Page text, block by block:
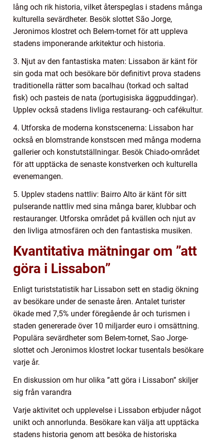
lång och rik historia, vilket återspeglas i stadens många
kulturella sevärdheter. Besök slottet São Jorge,
Jeronimos klostret och Belem-tornet för att uppleva
stadens imponerande arkitektur och historia.
3. Njut av den fantastiska maten: Lissabon är känt för
sin goda mat och besökare bör definitivt prova stadens
traditionella rätter som bacalhau (torkad och saltad
fisk) och pasteis de nata (portugisiska äggpuddingar).
Upplev också stadens livliga restaurang- och cafékultur.
4. Utforska de moderna konstscenerna: Lissabon har
också en blomstrande konstscen med många moderna
gallerier och konstutställningar. Besök Chiado-området
för att upptäcka de senaste konstverken och kulturella
evenemangen.
5. Upplev stadens nattliv: Bairro Alto är känt för sitt
pulserande nattliv med sina många barer, klubbar och
restauranger. Utforska området på kvällen och njut av
den livliga atmosfären och den fantastiska musiken.
Kvantitativa mätningar om ”att
göra i Lissabon”
Enligt turiststatistik har Lissabon sett en stadig ökning
av besökare under de senaste åren. Antalet turister
ökade med 7,5% under föregående år och turismen i
staden genererade över 10 miljarder euro i omsättning.
Populära sevärdheter som Belem-tornet, Sao Jorge-
slottet och Jeronimos klostret lockar tusentals besökare
varje år.
En diskussion om hur olika ”att göra i Lissabon” skiljer
sig från varandra
Varje aktivitet och upplevelse i Lissabon erbjuder något
unikt och annorlunda. Besökare kan välja att upptäcka
stadens historia genom att besöka de historiska